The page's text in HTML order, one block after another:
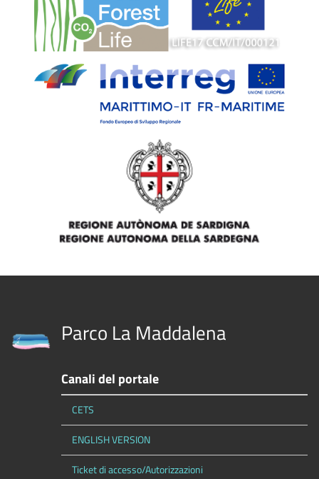
Parco La Maddalena
Canali del portale
CETS
ENGLISH VERSION
Ticket di accesso/Autorizzazioni